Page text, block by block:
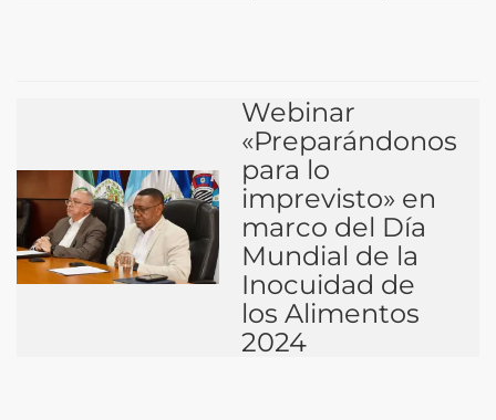
Webinar
«Preparándonos
para lo
imprevisto» en
marco del Día
Mundial de la
Inocuidad de
los Alimentos
2024